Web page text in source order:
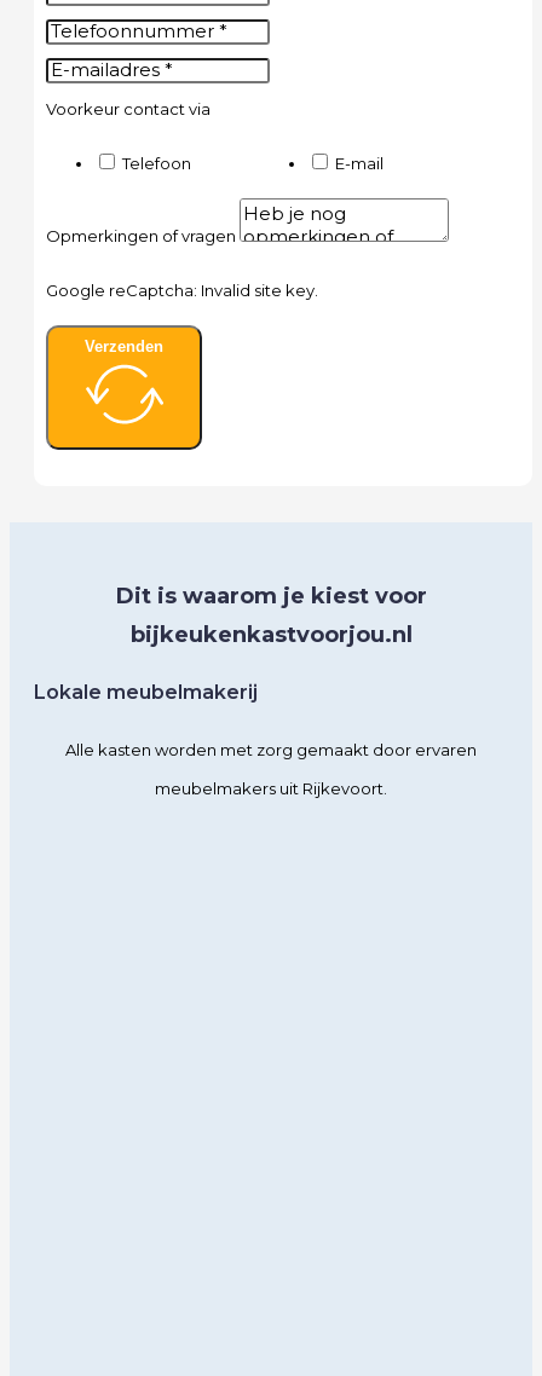
Voorkeur contact via
Telefoon E-mail
Opmerkingen of vragen
Google reCaptcha: Invalid site key.
Verzenden
Dit is waarom je kiest voor
bijkeukenkastvoorjou.nl
Lokale meubelmakerij
Alle kasten worden met zorg gemaakt door ervaren
meubelmakers uit Rijkevoort.